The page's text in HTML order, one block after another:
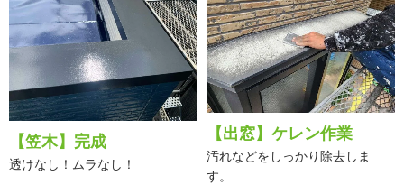
【笠木】完成
透けなし！ムラなし！
【出窓】ケレン作業
汚れなどをしっかり除去しま
す。